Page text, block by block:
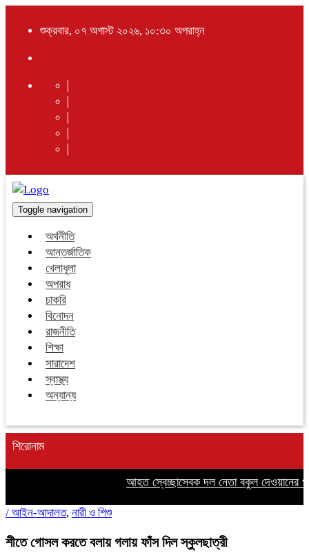
শুক্রবার, ০৭ অগাস্ট ২০২৬, ১০:৩০ অপরাহ্ন
Toggle navigation
অর্থনীতি
আন্তর্জাতিক
খেলাধুলা
অপরাধ
চাকরি
বিনোদন
রাজনীতি
শিক্ষা
সারাদেশ
স্বাস্থ্য
অন্যান্য
শিরোনাম
আহত স্বেচ্ছাসেবক দল নেতা বকুল দেওয়ানের
/ আইন-আদালত, নারী ও শিশু
শীতে গোসল করতে বলায় গলায় ফাঁস দিল স্কুলছাত্রী